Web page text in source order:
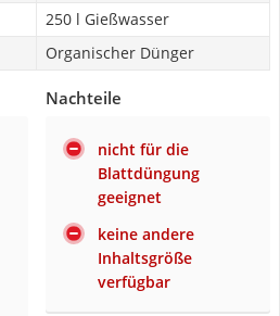
250 l Gießwasser
Organischer Dünger
Nachteile
nicht für die
Blattdüngung
geeignet
keine andere
Inhaltsgröße
verfügbar